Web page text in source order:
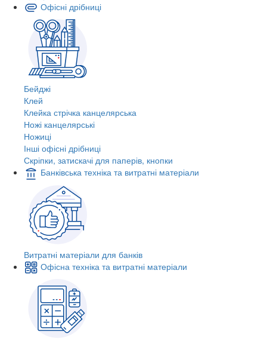
Офісні дрібниці
Бейджі
Клей
Клейка стрічка канцелярська
Ножі канцелярські
Ножиці
Інші офісні дрібниці
Скріпки, затискачі для паперів, кнопки
Банківська техніка та витратні матеріали
Витратні матеріали для банків
Офісна техніка та витратні матеріали